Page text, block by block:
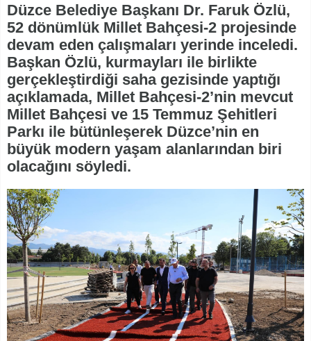
Düzce Belediye Başkanı Dr. Faruk Özlü,
52 dönümlük Millet Bahçesi-2 projesinde
devam eden çalışmaları yerinde inceledi.
Başkan Özlü, kurmayları ile birlikte
gerçekleştirdiği saha gezisinde yaptığı
açıklamada, Millet Bahçesi-2’nin mevcut
Millet Bahçesi ve 15 Temmuz Şehitleri
Parkı ile bütünleşerek Düzce’nin en
büyük modern yaşam alanlarından biri
olacağını söyledi.